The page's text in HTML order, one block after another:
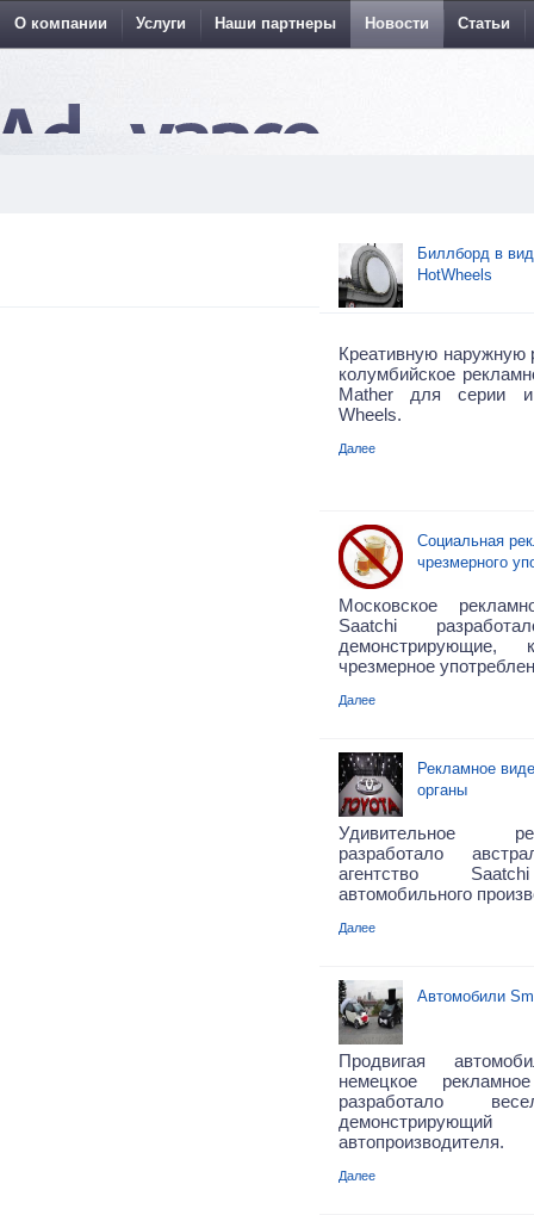
О компании Услуги Наши партнеры Новости Статьи
Биллборд в
HotWheels
Креативную наружную
колумбийское
Mather для серии
Wheels.
Далее
Социальная
чрезмерного
Московское
Saatchi
чрезмерное
Далее
Рекламное
органы
Удивительное
разработало
агентство
автомобильного
Далее
Автомобили
Продвигая
немецкое
разработало
автопроизводителя.
Далее